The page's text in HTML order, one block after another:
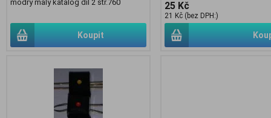
modrý malý katalog díl 2 str.760
Koupit
25 Kč
21 Kč (bez DPH:)